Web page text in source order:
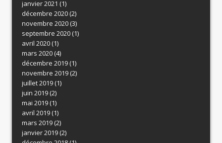
janvier 2021 (1)
décembre 2020(2)
novembre 2020(3)
septembre 2020(1)
avril 2020(1)
mars 2020(4)
décembre 2019(1)
novembre 2019(2)
juillet 2019(1)
juin 2019(2)
mai 2019(1)
avril 2019(1)
mars 2019(2)
janvier 2019(2)